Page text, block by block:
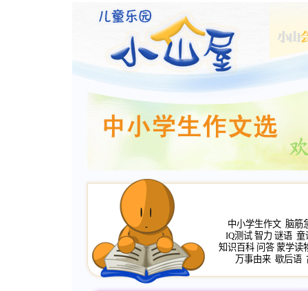
中小学生作文 脑筋
IQ测试 智力 谜语 童
知识百科 问答 蒙学读
万事由来 歇后语